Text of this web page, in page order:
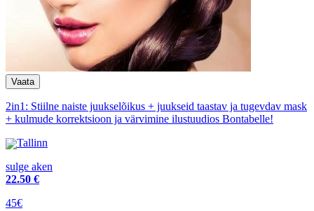
2in1: Stiilne naiste juukselõikus + juukseid taastav ja tugevdav mask
+ kulmude korrektsioon ja värvimine ilustuudios Bontabelle!
Tallinn
sulge aken
22.50 €
45€